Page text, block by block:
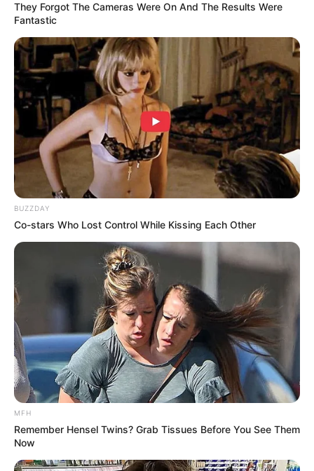
Flip This Switch: Next Month Your Electric Bill Won't
Be $245 But $14
Stop Overpaying: The 10-Second Check That
Collapses Your Energy Bill
STOPWATT
They Forgot The Cameras Were On And The Results Were
Fantastic
BUZZDAY
Co-stars Who Lost Control While Kissing Each Other
MFH
Remember Hensel Twins? Grab Tissues Before You See Them
Now